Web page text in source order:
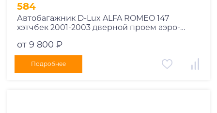
584
Автобагажник D-Lux ALFA ROMEO 147
хэтчбек 2001-2003 дверной проем аэро-
от 9 800 ₽
Подробнее